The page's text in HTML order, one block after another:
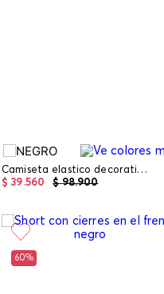
Camiseta elastico decorativo en cintura
$ 98.900
$ 39.560
60%